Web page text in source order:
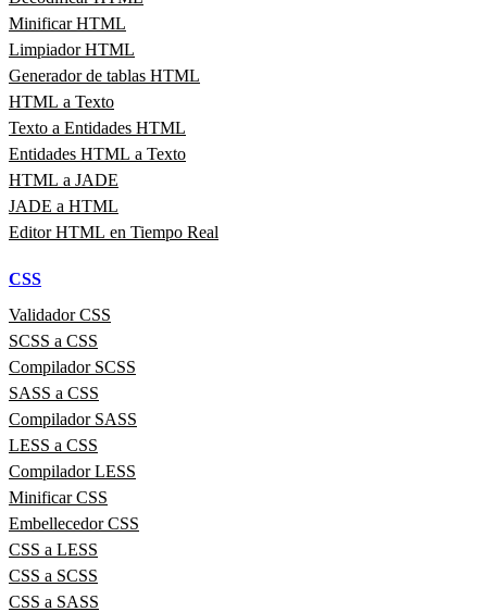
Minificar HTML
Limpiador HTML
Generador de tablas HTML
HTML a Texto
Texto a Entidades HTML
Entidades HTML a Texto
HTML a JADE
JADE a HTML
Editor HTML en Tiempo Real
CSS
Validador CSS
SCSS a CSS
Compilador SCSS
SASS a CSS
Compilador SASS
LESS a CSS
Compilador LESS
Minificar CSS
Embellecedor CSS
CSS a LESS
CSS a SCSS
CSS a SASS